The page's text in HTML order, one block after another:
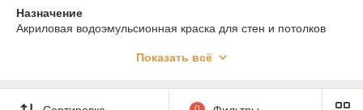
Назначение
Акриловая водоэмульсионная краска для стен и потолков
Свойства:
- Моющаяся;
Показать всё